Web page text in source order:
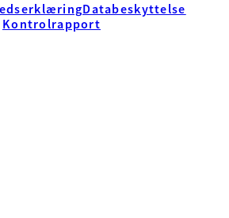
Databeskyttelse
Kontrolrapport